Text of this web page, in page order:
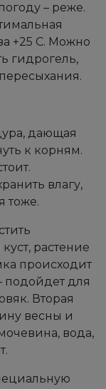
– реже.
+25 С. Можно
гидрогель,
дающая
к корням.
влагу,
тоже.
растение
происходит
подойдет для
Вторая
весны и
вода,